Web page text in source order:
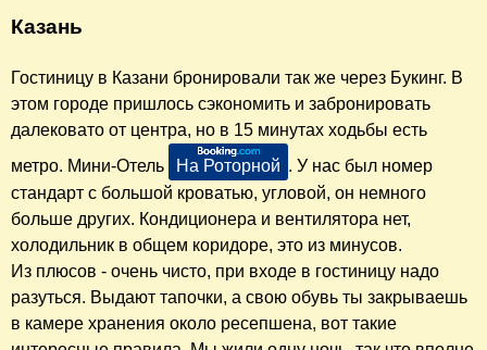
Казань
Гостиницу в Казани бронировали так же через Букинг. В
этом городе пришлось сэкономить и забронировать
далековато от центра, но в 15 минутах ходьбы есть
метро. Мини-Отель
На Роторной . У нас был номер
стандарт с большой кроватью, угловой, он немного
больше других. Кондиционера и вентилятора нет,
холодильник в общем коридоре, это из минусов.
Из плюсов - очень чисто, при входе в гостиницу надо
разуться. Выдают тапочки, а свою обувь ты закрываешь
в камере хранения около ресепшена, вот такие